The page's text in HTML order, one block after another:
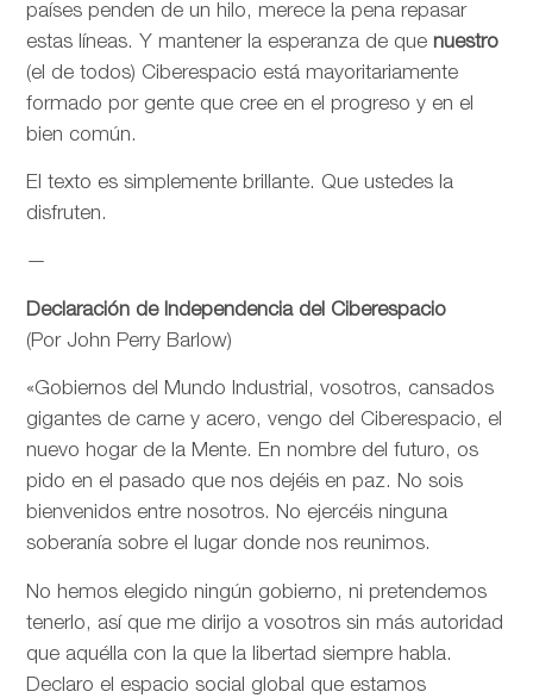
países penden de un hilo, merece la pena repasar
estas líneas. Y mantener la esperanza de que nuestro
(el de todos) Ciberespacio está mayoritariamente
formado por gente que cree en el progreso y en el
bien común.
El texto es simplemente brillante. Que ustedes la
disfruten.
—
Declaración de Independencia del Ciberespacio
(Por John Perry Barlow)
«Gobiernos del Mundo Industrial, vosotros, cansados
gigantes de carne y acero, vengo del Ciberespacio, el
nuevo hogar de la Mente. En nombre del futuro, os
pido en el pasado que nos dejéis en paz. No sois
bienvenidos entre nosotros. No ejercéis ninguna
soberanía sobre el lugar donde nos reunimos.
No hemos elegido ningún gobierno, ni pretendemos
tenerlo, así que me dirijo a vosotros sin más autoridad
que aquélla con la que la libertad siempre habla.
Declaro el espacio social global que estamos